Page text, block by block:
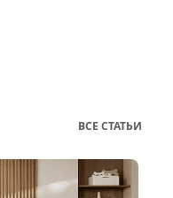
ВСЕ СТАТЬИ